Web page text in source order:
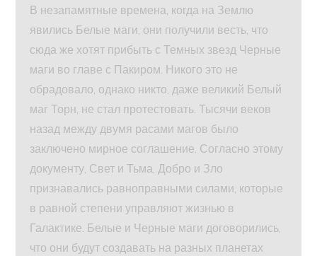
В незапамятные времена, когда на Землю
явились Белые маги, они получили весть, что
сюда же хотят прибыть с Темных звезд Черные
маги во главе с Пакиром. Никого это не
обрадовало, однако никто, даже великий Белый
маг Торн, не стал протестовать. Тысячи веков
назад между двумя расами магов было
заключено мирное соглашение. Согласно этому
документу, Свет и Тьма, Добро и Зло
признавались равноправными силами, которые
в равной степени управляют жизнью в
Галактике. Белые и Черные маги договорились,
что они будут создавать на разных планетах